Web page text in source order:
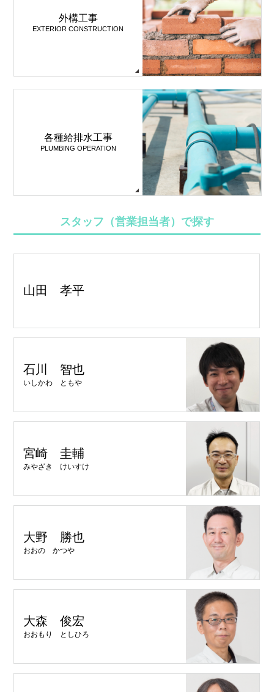
外構工事
EXTERIOR CONSTRUCTION
各種給排水工事
PLUMBING OPERATION
スタッフ（営業担当者）で探す
山田 孝平
石川 智也
いしかわ ともや
宮崎 圭輔
みやざき けいすけ
大野 勝也
おおの かつや
大森 俊宏
おおもり としひろ